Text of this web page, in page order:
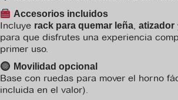
Accesorios incluidos
Incluye rack para quemar leña, atizador
para que disfrutes una experiencia
primer uso.
Movilidad opcional
Base con ruedas para mover el horno
incluida en el valor).